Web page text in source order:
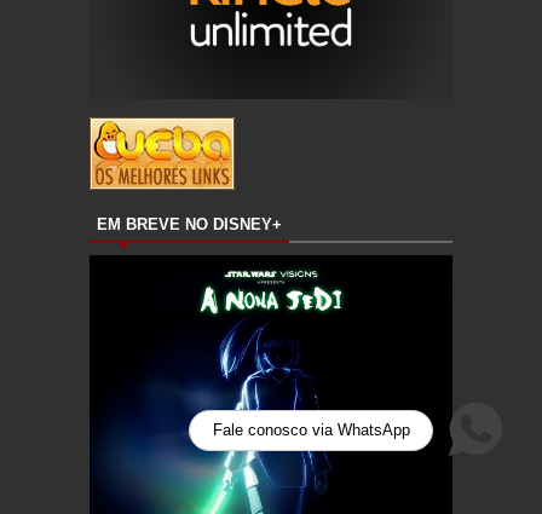
Fale conosco via WhatsApp
EM BREVE NO DISNEY+